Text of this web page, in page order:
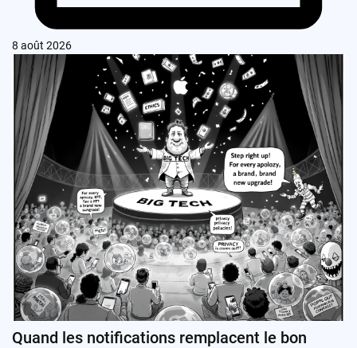
8 août 2026
Quand les notifications remplacent le bon